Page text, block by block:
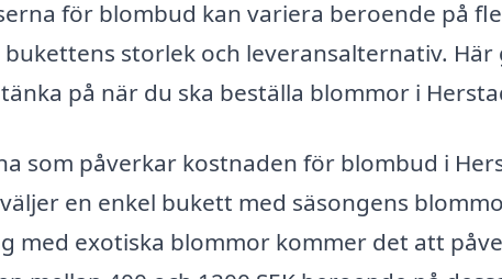
för blombud kan variera beroende på
storlek och leveransalternativ. Här
på när du ska beställa blommor i
som påverkar kostnaden för blombud i
en enkel bukett med säsongens
med exotiska blommor kommer det att